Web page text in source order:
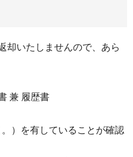
却いたしませんので、あら
兼 履歴書
）を有していることが確認